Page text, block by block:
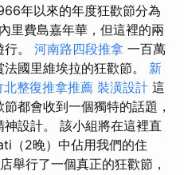
年以來的年度狂歡節分為
里費島嘉年華，但這裡的兩
。 河南路四段推拿 一百萬
國里維埃拉的狂歡節。 新
北整復推拿推薦 裝潢設計 這
都會收到一個獨特的話題，
設計。 該小組將在這裡直
（2晚）中佔用我們的住
舉行了一個真正的狂歡節，